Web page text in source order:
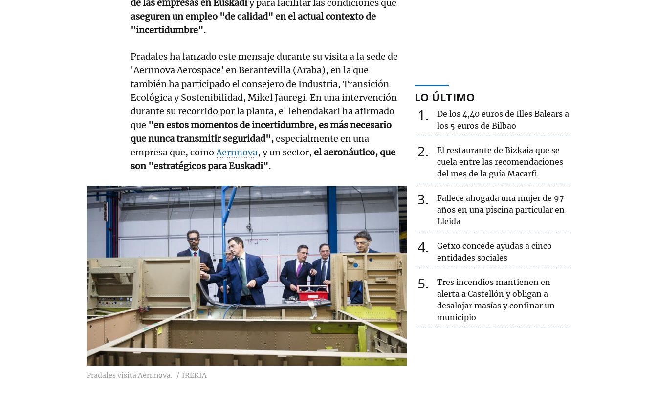
de las empresas en Euskadiy para facilitar las condiciones que
aseguren un empleo "de calidad" en el actual contexto de
"incertidumbre".
Pradales ha lanzado este mensaje durante su visita a la sede de
'Aernnova Aerospace' en Berantevilla (Araba), en la que
también ha participado el consejero de Industria, Transición
Ecológica y Sostenibilidad, Mikel Jauregi. En una intervención
durante su recorrido por la planta, el lehendakari ha afirmado
que "en estos momentos de incertidumbre, es más necesario
que nunca transmitir seguridad",especialmente en una
empresa que, comoAernnova, y un sector, el aeronáutico, que
son "estratégicos para Euskadi".
Pradales visita Aernnova. IREKIA
LO ÚLTIMO
1
De los 4,40 euros de Illes Balears a
los 5 euros de Bilbao
2
El restaurante de Bizkaia que se
cuela entre las recomendaciones
del mes de la guía Macarfi
3
Fallece ahogada una mujer de 97
años en una piscina particular en
Lleida
4
Getxo concede ayudas a cinco
entidades sociales
5
Tres incendios mantienen en
alerta a Castellón y obligan a
desalojar masías y confinar un
municipio